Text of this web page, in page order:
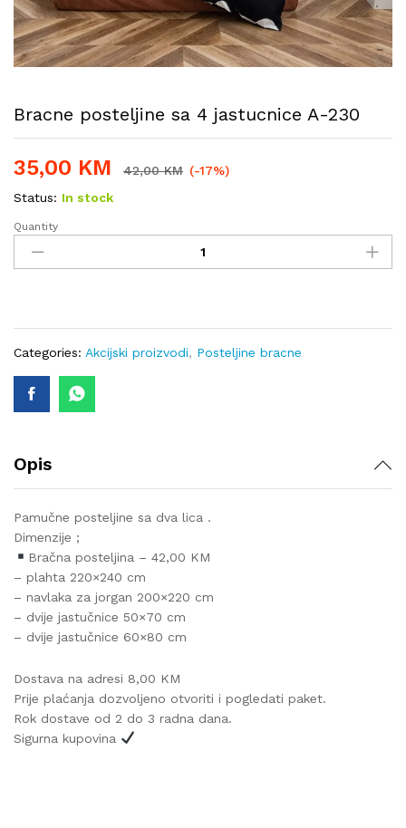
Bracne posteljine sa 4 jastucnice A-230
35,00 KM 42,00KM (-17%)
Status: In stock
Bracne
posteljine
sa
A-
230
Quantity
Categories: Akcijski proizvodi, Posteljine bracne
Opis
Pamučne posteljine sa dva lica .
Dimenzije ;
Bračna posteljina – 42,00 KM
– plahta 220×240 cm
– navlaka za jorgan 200×220 cm
– dvije jastučnice 50×70 cm
– dvije jastučnice 60×80 cm
Dostava na adresi 8,00 KM
Prije plaćanja dozvoljeno otvoriti i pogledati paket.
Rok dostave od 2 do 3 radna dana.
Sigurna kupovina